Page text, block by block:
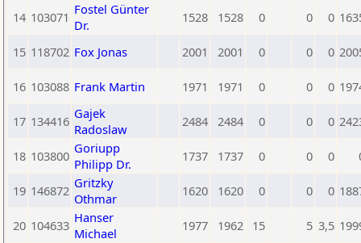
14 103071 Fostel Günter
Dr.
1528 1528 0 0 0
15 118702 Fox Jonas 2001 2001 0 0 0
16 103088 Frank Martin 1971 1971 0 0 0
17 134416 Gajek
Radoslaw
2484 2484 0 0 0
18 103800 Goriupp
Philipp Dr.
1737 1737 0 0 0
19 146872 Gritzky
Othmar
1620 1620 0 0 0
20 104633 Hanser
Michael
1977 1962 15 5 3,5